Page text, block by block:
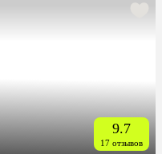
9.7
17 отзывов